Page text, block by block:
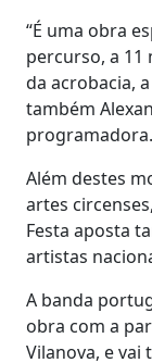
“É uma obra
percurso, a 11
da acrobacia,
também
programadora.
Além destes
artes
Festa aposta
artistas
A banda
obra com a
Vilanova, e vai